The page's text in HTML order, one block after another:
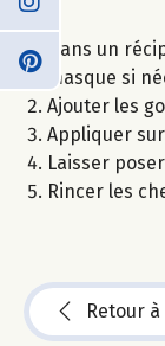
Dans un
masque si
Ajouter les
Appliquer
Laisser
Rincer les
Retour